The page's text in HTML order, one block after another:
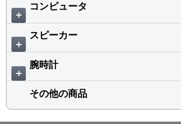
＋
コンピュータ
＋
スピーカー
＋
腕時計
その他の商品